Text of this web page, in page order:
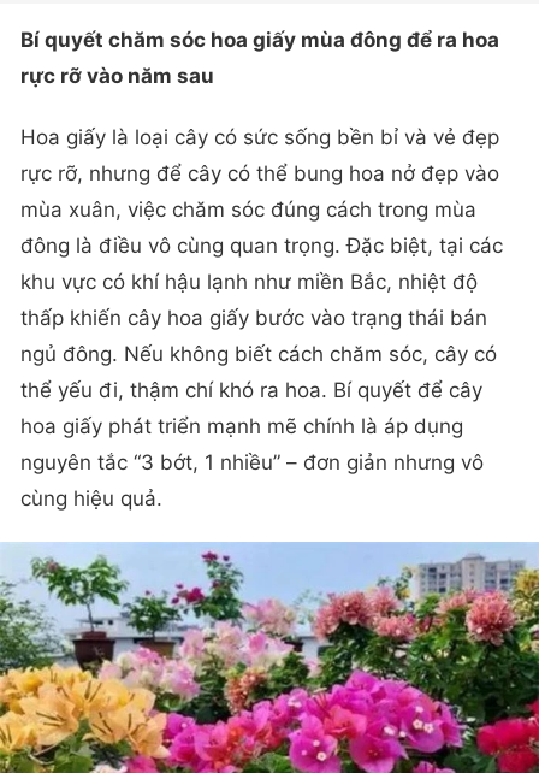
Bí quyết chăm sóc hoa giấy mùa đông để ra hoa
rực rỡ vào năm sau
Hoa giấy là loại cây có sức sống bền bỉ và vẻ đẹp
rực rỡ, nhưng để cây có thể bung hoa nở đẹp vào
mùa xuân, việc chăm sóc đúng cách trong mùa
đông là điều vô cùng quan trọng. Đặc biệt, tại các
khu vực có khí hậu lạnh như miền Bắc, nhiệt độ
thấp khiến cây hoa giấy bước vào trạng thái bán
ngủ đông. Nếu không biết cách chăm sóc, cây có
thể yếu đi, thậm chí khó ra hoa. Bí quyết để cây
hoa giấy phát triển mạnh mẽ chính là áp dụng
nguyên tắc “3 bớt, 1 nhiều” – đơn giản nhưng vô
cùng hiệu quả.